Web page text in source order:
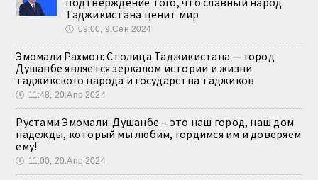
Таджикистана ценит мир
🕔 09:00, 9.Сен 2024
Эмомали Рахмон: Столица Таджикистана — город
Душанбе является зеркалом истории и жизни
таджикского народа и государства таджиков
🕔 11:48, 20.Апр 2024
Рустами Эмомали: Душанбе – это наш город, наш дом
надежды, который мы любим, гордимся им и доверяем
ему!
🕔 11:00, 20.Апр 2024